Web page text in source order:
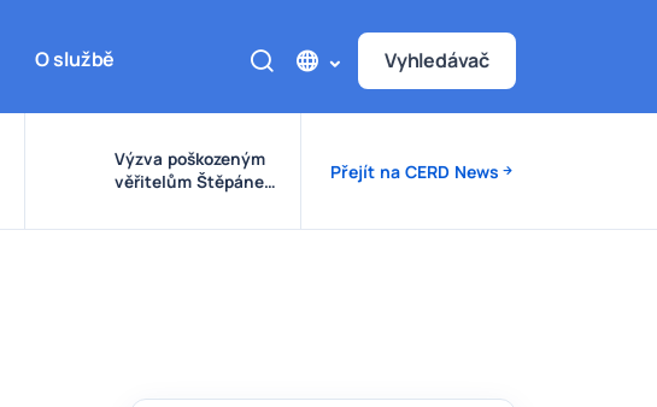
O službě Vyhledávač
Výzva poškozeným
věřitelům Štěpánek
Přejít na CERD News